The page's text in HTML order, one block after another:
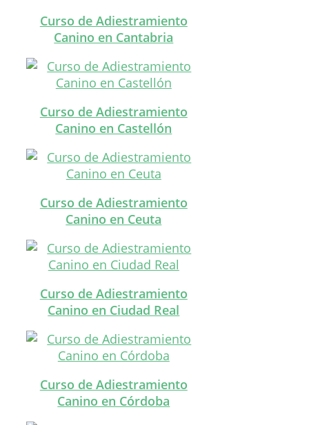
Curso de Adiestramiento
Canino en Cantabria
Curso de Adiestramiento
Canino en Castellón
Curso de Adiestramiento
Canino en Ceuta
Curso de Adiestramiento
Canino en Ciudad Real
Curso de Adiestramiento
Canino en Córdoba